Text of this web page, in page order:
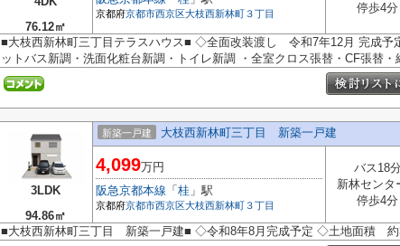
76.12㎡
京都府京都市西京区大枝西新林町３丁目
停歩4分
■大枝西新林町三丁目テラスハウス■ ◇全面改装渡し 令和7年12月 完成
ットバス新調・洗面化粧台新調・トイレ新調 ・全室クロス張替・CF張替・
3LDK
94.86㎡
新築一戸建 大枝西新林町三丁目 新築一戸建
4,099万円
阪急京都本線 「 桂 」駅
京都府京都市西京区大枝西新林町３丁目
バス18分
新林センタ
停歩4分
■大枝西新林町三丁目 新築一戸建■ ◇令和8年8月完成予定 ◇土地面積 約